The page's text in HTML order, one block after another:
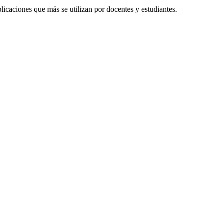
que más se utilizan por docentes y estudiantes.